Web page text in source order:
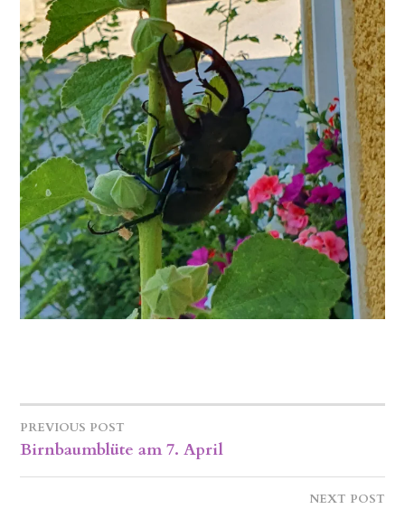
BEITRAGSNAVIGATION
PREVIOUS POST
Birnbaumblüte am 7. April
NEXT POST